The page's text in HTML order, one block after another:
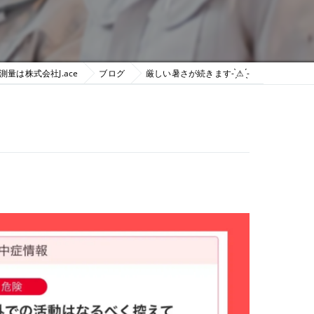
量は株式会社J.ace ブログ 厳しい暑さが続きます- ̗̀⚠︎ ̖́-